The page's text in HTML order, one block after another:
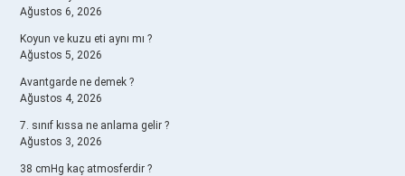
Ağustos 6, 2026
Koyun ve kuzu eti aynı mı ?
Ağustos 5, 2026
Avantgarde ne demek ?
Ağustos 4, 2026
7. sınıf kıssa ne anlama gelir ?
Ağustos 3, 2026
38 cmHg kaç atmosferdir ?